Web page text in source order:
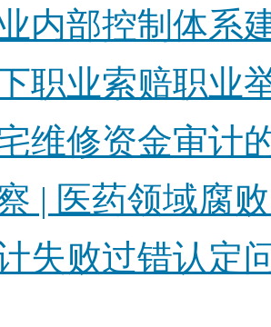
内部控制体系
职业索赔职业
维修资金审计
| 医药领域腐
失败过错认